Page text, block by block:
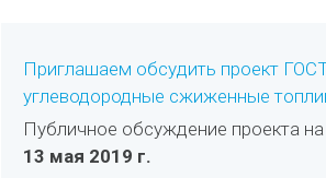
Приглашаем обсудить проект
углеводородные сжиженные
Публичное обсуждение проекта
13 мая 2019 г.